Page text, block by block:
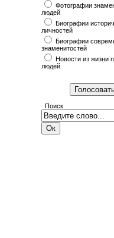
Фотографии
людей
Биографии
личностей
Биографии
знаменитостей
Новости из жизни
людей
Поиск